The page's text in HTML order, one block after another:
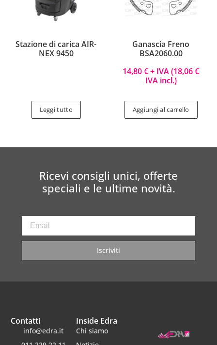
Stazione di carica AIR-
NEX 9450
Leggi tutto
Ganascia Freno
BSA2060.00
14,80€+ IVA (18,06€
IVA incl.)
Aggiungi al carrello
Ricevi consigli unici, offerte
speciali e le ultime novità.
Iscriviti
Inside Edra
Chi siamo
Contatti
info@edra.it